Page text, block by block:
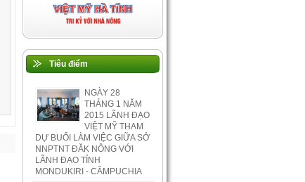
Tiêu điểm
NGÀY 28
THÁNG 1 NĂM
2015 LÃNH ĐẠO
VIỆT MỸ THAM
DỰ BUỔI LÀM VIỆC GIỮA SỞ
NNPTNT ĐĂK NÔNG VỚI
LÃNH ĐẠO TỈNH
MONDUKIRI - CĂMPUCHIA